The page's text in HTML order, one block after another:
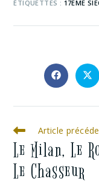
ÉTIQUETTES : 17EME
Article
Le Milan, Le
Le Chasseur